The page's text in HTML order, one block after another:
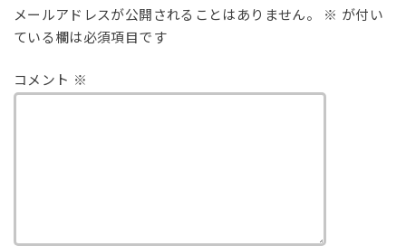
メールアドレスが公開されることはありません。 ※ が付い
ている欄は必須項目です
コメント ※